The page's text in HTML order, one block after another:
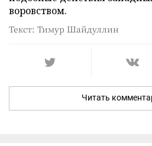
воровством.
Текст: Тимур Шайдуллин
Читать